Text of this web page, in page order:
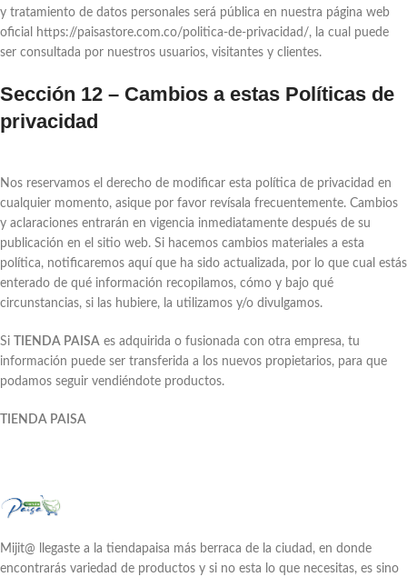
y tratamiento de datos personales será pública en nuestra página web
oficial https://paisastore.com.co/politica-de-privacidad/, la cual puede
ser consultada por nuestros usuarios, visitantes y clientes.
Sección 12 – Cambios a estas Políticas de
privacidad
Nos reservamos el derecho de modificar esta política de privacidad en
cualquier momento, asique por favor revísala frecuentemente. Cambios
y aclaraciones entrarán en vigencia inmediatamente después de su
publicación en el sitio web. Si hacemos cambios materiales a esta
política, notificaremos aquí que ha sido actualizada, por lo que cual estás
enterado de qué información recopilamos, cómo y bajo qué
circunstancias, si las hubiere, la utilizamos y/o divulgamos.
Si TIENDA PAISA es adquirida o fusionada con otra empresa, tu
información puede ser transferida a los nuevos propietarios, para que
podamos seguir vendiéndote productos.
TIENDA PAISA
Mijit@ llegaste a la tiendapaisa más berraca de la ciudad, en donde
encontrarás variedad de productos y si no esta lo que necesitas, es sino